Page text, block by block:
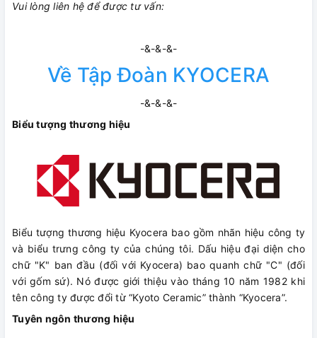
Vui lòng liên hệ để được tư vấn:
-&-&-&-
Về Tập Đoàn KYOCERA
-&-&-&-
Biểu tượng thương hiệu
Biểu tượng thương hiệu Kyocera bao gồm nhãn hiệu công ty
và biểu trưng công ty của chúng tôi. Dấu hiệu đại diện cho
chữ "K" ban đầu (đối với Kyocera) bao quanh chữ "C" (đối
với gốm sứ). Nó được giới thiệu vào tháng 10 năm 1982 khi
tên công ty được đổi từ “Kyoto Ceramic” thành “Kyocera”.
Tuyên ngôn thương hiệu